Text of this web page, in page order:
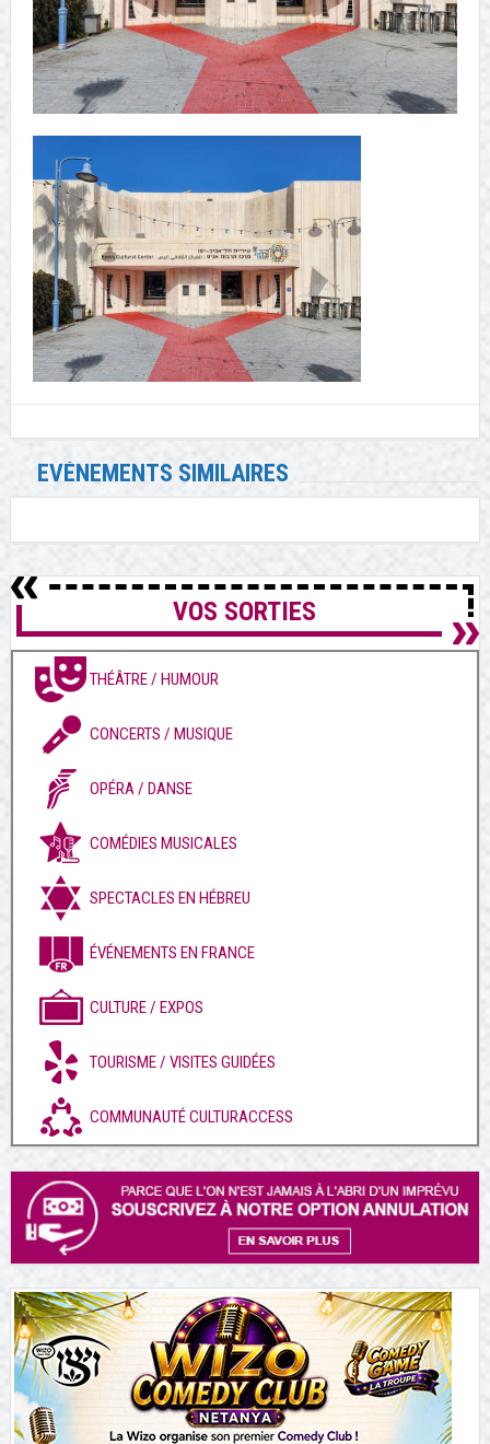
EVÉNEMENTS SIMILAIRES
VOS SORTIES
THÉÂTRE / HUMOUR
CONCERTS / MUSIQUE
OPÉRA / DANSE
COMÉDIES MUSICALES
SPECTACLES EN HÉBREU
ÉVÉNEMENTS EN FRANCE
CULTURE / EXPOS
TOURISME / VISITES GUIDÉES
COMMUNAUTÉ CULTURACCESS